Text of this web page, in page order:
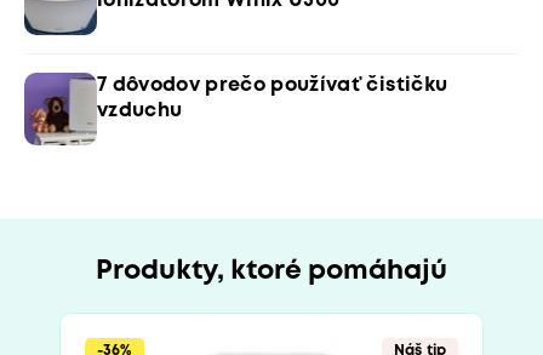
7 dôvodov prečo používať čističku
vzduchu
Produkty, ktoré pomáhajú
-36% Náš tip